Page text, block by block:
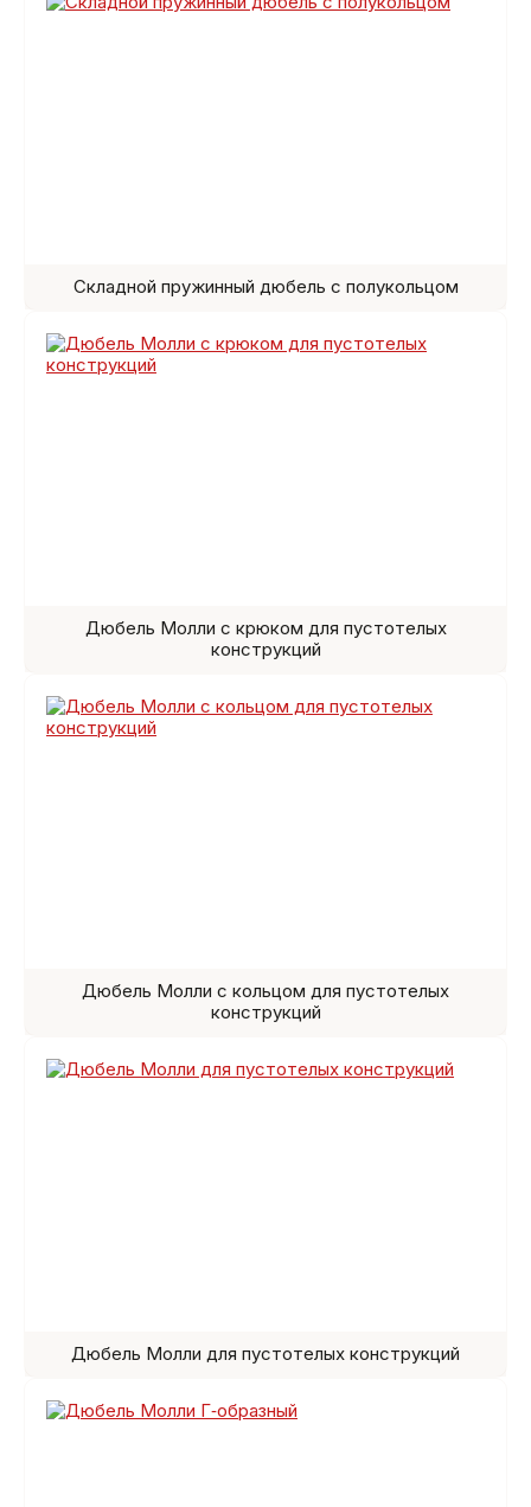
Складной пружинный дюбель с полукольцом
Дюбель Молли с крюком для пустотелых
конструкций
Дюбель Молли с кольцом для пустотелых
конструкций
Дюбель Молли для пустотелых конструкций